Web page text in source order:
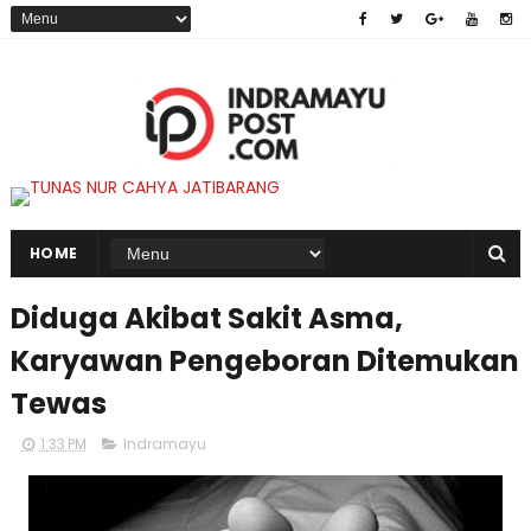
HOME
Diduga Akibat Sakit Asma,
Karyawan Pengeboran Ditemukan
Tewas
1:33 PM Indramayu